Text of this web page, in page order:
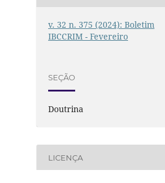
v. 32 n. 375 (2024): Boletim
IBCCRIM - Fevereiro
SEÇÃO
Doutrina
LICENÇA